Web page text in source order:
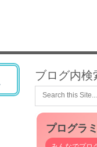
ブログ内検
プログラ